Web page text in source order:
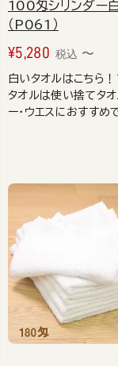
100匁シリンダー
（P061）
¥5,280 税込 〜
白いタオルはこちら
タオルは使い捨てタオ
ー・ウエスにおすすめ